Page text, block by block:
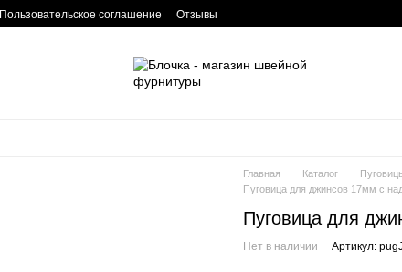
Пользовательское соглашение Отзывы
Главная Каталог
Пуговица для джинсов 17мм с
Пуговица для
Нет в наличии Артикул: